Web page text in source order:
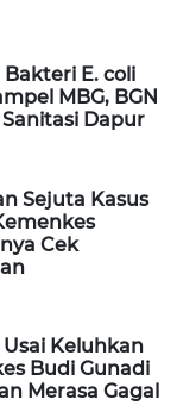
E. coli
MBG, BGN
Dapur
Sejuta Kasus
Cek
Keluhkan
Budi Gunadi
Merasa Gagal